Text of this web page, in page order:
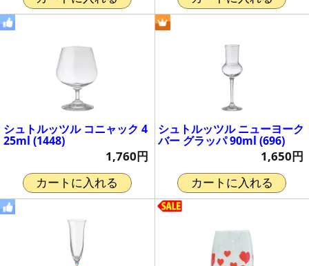
シュトルッツル コニャック 4
25ml (1448)
1,760円
カートに入れる
シュトルッツル ニューヨーク
バー グラッパ 90ml (696)
1,650円
カートに入れる